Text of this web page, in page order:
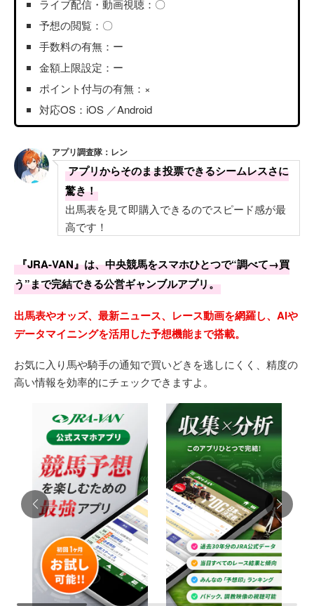
ライブ配信・動画視聴：〇
予想の閲覧：〇
手数料の有無：ー
金額上限設定：ー
ポイント付与の有無：×
対応OS：iOS ／Android
アプリ調査隊：レン
アプリからそのまま投票できるシームレスさに
驚き！
出馬表を見て即購入できるのでスピード感が最
高です！
『JRA-VAN』は、中央競馬をスマホひとつで“調べて→買
う”まで完結できる公営ギャンブルアプリ。
出馬表やオッズ、最新ニュース、レース動画を網羅し、AIや
データマイニングを活用した予想機能まで搭載。
お気に入り馬や騎手の通知で買いどきを逃しにくく、精度の
高い情報を効率的にチェックできますよ。